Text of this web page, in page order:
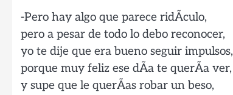
-Pero hay algo que parece ridÃ­culo,
pero a pesar de todo lo debo reconocer,
yo te dije que era bueno seguir impulsos,
porque muy feliz ese dÃ­a te querÃ­a ver,
y supe que le querÃ­as robar un beso,